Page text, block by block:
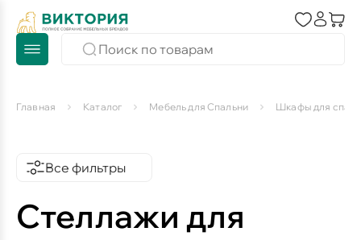
Главная Каталог Мебель для Спальни Шкафы для
Все фильтры
Стеллажи для